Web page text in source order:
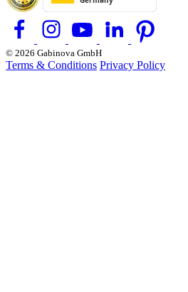
© 2026 Gabinova GmbH
Terms & Conditions Privacy Policy